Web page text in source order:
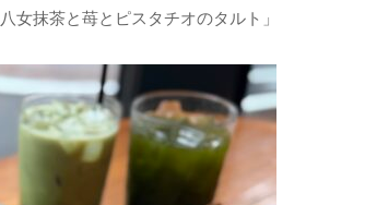
抹茶と苺とピスタチオのタルト」